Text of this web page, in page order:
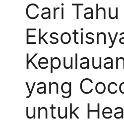
Cari Tahu
yang
untuk